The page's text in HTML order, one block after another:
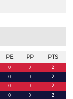
PE PP PTS
0 0
2
0 0
2
0 0
2
0 0
2